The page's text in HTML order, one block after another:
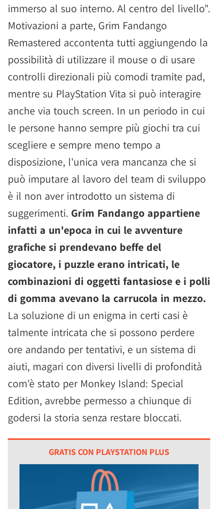
immerso al suo interno. Al centro del livello".
Motivazioni a parte, Grim Fandango
Remastered accontenta tutti aggiungendo la
possibilità di utilizzare il mouse o di usare
controlli direzionali più comodi tramite pad,
mentre su PlayStation Vita si può interagire
anche via touch screen. In un periodo in cui
le persone hanno sempre più giochi tra cui
scegliere e sempre meno tempo a
disposizione, l'unica vera mancanza che si
può imputare al lavoro del team di sviluppo
è il non aver introdotto un sistema di
suggerimenti. Grim Fandango appartiene
infatti a un'epoca in cui le avventure
grafiche si prendevano beffe del
giocatore, i puzzle erano intricati, le
combinazioni di oggetti fantasiose e i polli
di gomma avevano la carrucola in mezzo.
La soluzione di un enigma in certi casi è
talmente intricata che si possono perdere
ore andando per tentativi, e un sistema di
aiuti, magari con diversi livelli di profondità
com'è stato per Monkey Island: Special
Edition, avrebbe permesso a chiunque di
godersi la storia senza restare bloccati.
GRATIS CON PLAYSTATION PLUS